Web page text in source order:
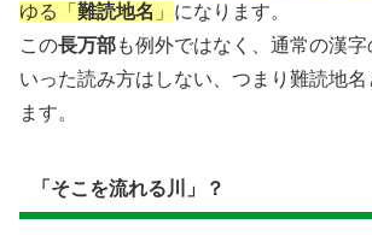
ゆる「 難読地名 」 になります。
この長万部も例外ではなく、通常の漢
いった読み方はしない、つまり難読地名
ます。
「そこを流れる川」？